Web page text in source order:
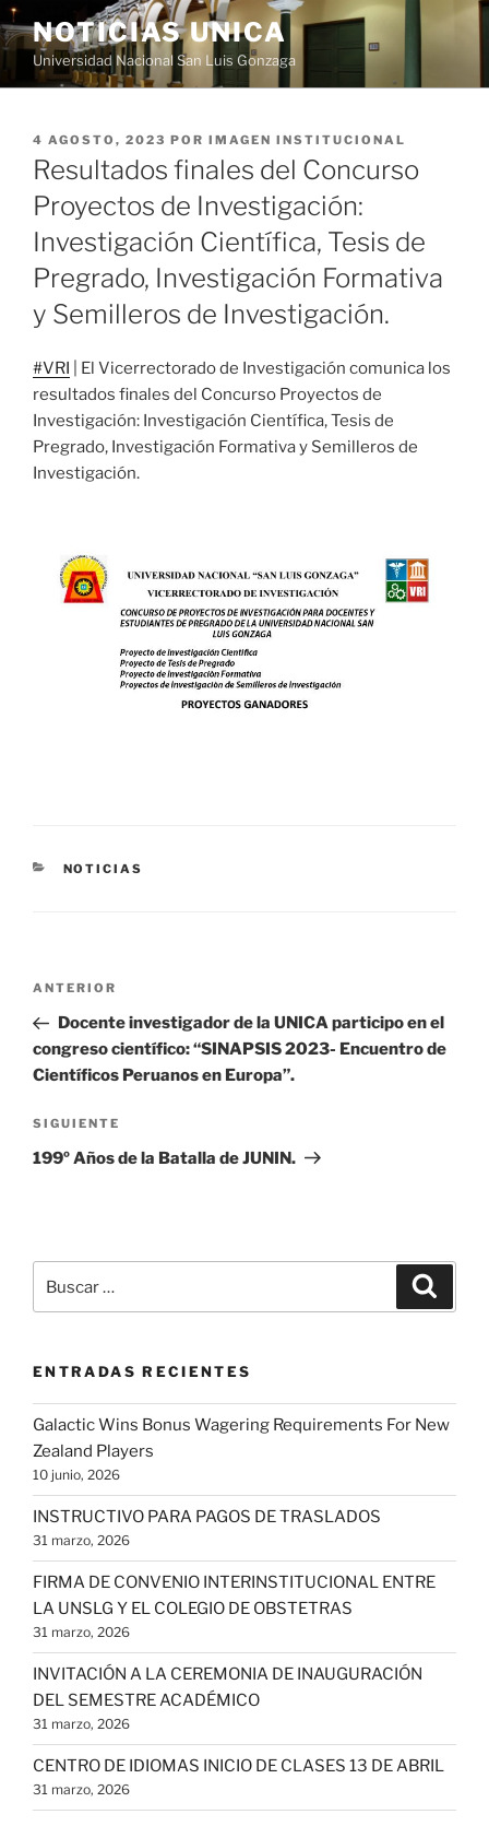
Saltar
al
contenido
NOTICIAS UNICA
Universidad Nacional San Luis Gonzaga
PUBLICADO
EL
4 AGOSTO, 2023 POR IMAGEN INSTITUCIONAL
Resultados finales del Concurso
Proyectos de Investigación:
Investigación Científica, Tesis de
Pregrado, Investigación Formativa
y Semilleros de Investigación.
#VRI | El Vicerrectorado de Investigación comunica los
resultados finales del Concurso Proyectos de
Investigación: Investigación Científica, Tesis de
Pregrado, Investigación Formativa y Semilleros de
Investigación.
CATEGORÍAS
NOTICIAS
Navegación
entradas
Entrada
anterior:
ANTERIOR
Docente investigador de la UNICA participo en el
congreso científico: “SINAPSIS 2023- Encuentro de
Científicos Peruanos en Europa”.
Siguiente
entrada
SIGUIENTE
199º Años de la Batalla de JUNIN.
por:
ENTRADAS RECIENTES
Galactic Wins Bonus Wagering Requirements For New
Zealand Players
10 junio, 2026
INSTRUCTIVO PARA PAGOS DE TRASLADOS
31 marzo, 2026
FIRMA DE CONVENIO INTERINSTITUCIONAL ENTRE
LA UNSLG Y EL COLEGIO DE OBSTETRAS
31 marzo, 2026
INVITACIÓN A LA CEREMONIA DE INAUGURACIÓN
DEL SEMESTRE ACADÉMICO
31 marzo, 2026
CENTRO DE IDIOMAS INICIO DE CLASES 13 DE ABRIL
31 marzo, 2026